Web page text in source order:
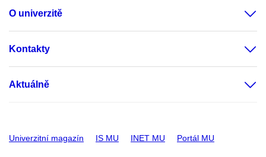
O univerzitě
Kontakty
Aktuálně
Univerzitní magazín IS MU INET MU Portál MU